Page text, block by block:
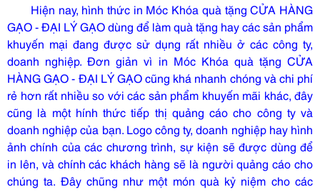
Hiện nay, hình thức in Móc Khóa quà tặng CỬA HÀNG
GẠO - ĐẠI LÝ GẠO dùng để làm quà tặng hay các sản phẩm
khuyến mại đang được sử dụng rất nhiều ở các công ty,
doanh nghiệp. Đơn giản vì in Móc Khóa quà tặng CỬA
HÀNG GẠO - ĐẠI LÝ GẠO cũng khá nhanh chóng và chi phí
rẻ hơn rất nhiều so với các sản phẩm khuyến mãi khác, đây
cũng là một hính thức tiếp thị quảng cáo cho công ty và
doanh nghiệp của bạn. Logo công ty, doanh nghiệp hay hình
ảnh chính của các chương trình, sự kiện sẽ được dùng để
in lên, và chính các khách hàng sẽ là người quảng cáo cho
chúng ta. Đây chũng như một món quà kỷ niệm cho các